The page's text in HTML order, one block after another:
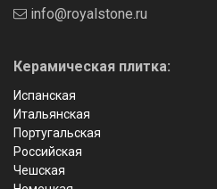
info@royalstone.ru
Керамическая плитка:
Испанская
Итальянская
Португальская
Российская
Чешская